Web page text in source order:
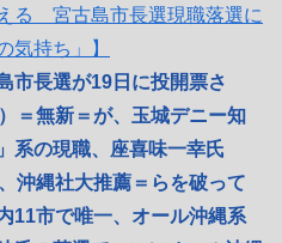
る 宮古島市長選現職落選に
気持ち」】
市長選が19日に投開票さ
＝無新＝が、玉城デニー知
系の現職、座喜味一幸氏
沖縄社大推薦＝らを破って
11市で唯一、オール沖縄系